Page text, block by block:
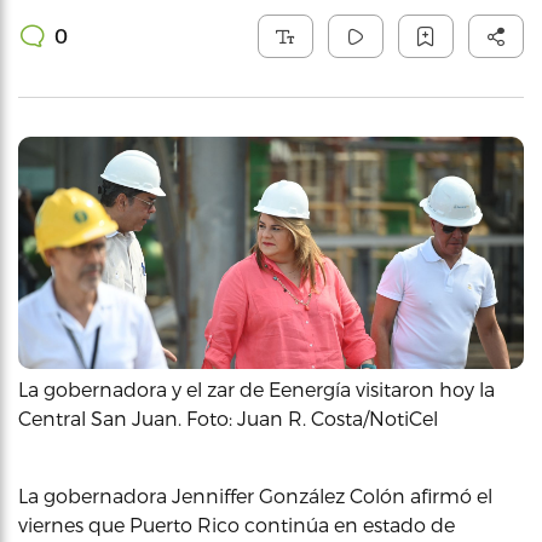
0
La gobernadora y el zar de Eenergía visitaron hoy la
Central San Juan. Foto: Juan R. Costa/NotiCel
La gobernadora Jenniffer González Colón afirmó el
viernes que Puerto Rico continúa en estado de